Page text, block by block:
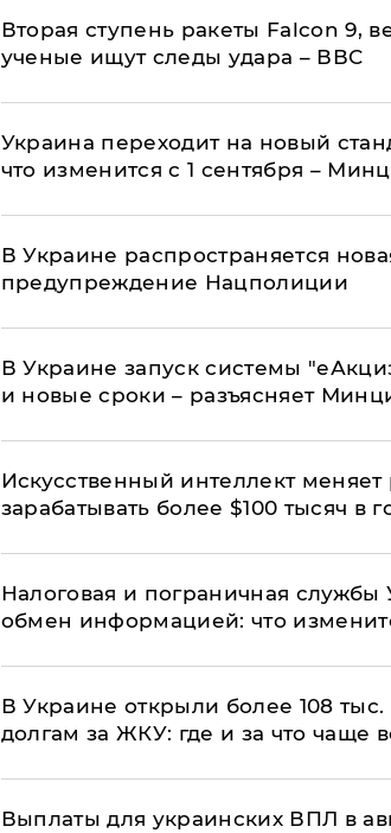
Вторая ступень ракеты Falcon 9,
ученые ищут следы удара – ВВС
Украина переходит на новый
что изменится с 1 сентября –
В Украине распространяется
предупреждение Нацполиции
В Украине запуск системы
и новые сроки – разъясняет
Искусственный интеллект
зарабатывать более $100 тысяч в
Налоговая и пограничная
обмен информацией: что
В Украине открыли более 108
долгам за ЖКУ: где и за что чаще
Выплаты для украинских ВПЛ в